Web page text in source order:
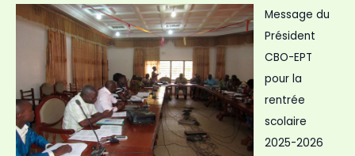
Message du
Président
CBO-EPT
pour la
rentrée
scolaire
2025-2026